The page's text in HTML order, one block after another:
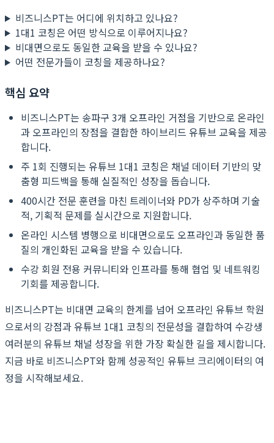
비즈니스PT는 어디에 위치하고 있나요?
1대1 코칭은 어떤 방식으로 이루어지나요?
비대면으로도 동일한 교육을 받을 수 있나요?
어떤 전문가들이 코칭을 제공하나요?
핵심 요약
비즈니스PT는 송파구 3개 오프라인 거점을 기반으로 온라인
과 오프라인의 장점을 결합한 하이브리드 유튜브 교육을 제공
합니다.
주 1회 진행되는 유튜브 1대1 코칭은 채널 데이터 기반의 맞
춤형 피드백을 통해 실질적인 성장을 돕습니다.
400시간 전문 훈련을 마친 트레이너와 PD가 상주하며 기술
적, 기획적 문제를 실시간으로 지원합니다.
온라인 시스템 병행으로 비대면으로도 오프라인과 동일한 품
질의 개인화된 교육을 받을 수 있습니다.
수강 회원 전용 커뮤니티와 인프라를 통해 협업 및 네트워킹
기회를 제공합니다.
비즈니스PT는 비대면 교육의 한계를 넘어 오프라인 유튜브 학원
으로서의 강점과 유튜브 1대1 코칭의 전문성을 결합하여 수강생
여러분의 유튜브 채널 성장을 위한 가장 확실한 길을 제시합니다.
지금 바로 비즈니스PT와 함께 성공적인 유튜브 크리에이터의 여
정을 시작해보세요.